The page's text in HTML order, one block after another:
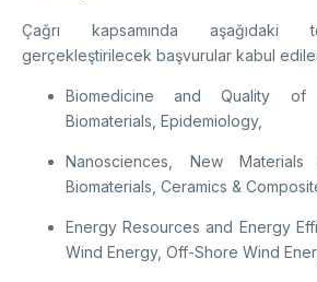
Mentoring Support Program
Scholarship Programs
Postgraduate
Research Scholarship Programs
International Scholarships
Postdoctoral
International Scholarships
Research Scholarship Programs
International Scholarships
R&D
Çağrı kapsamında aşağıdaki
gerçekleştirilecek başvurular kabul
Biomedicine and Quality of
Biomaterials, Epidemiology,
Nanosciences, New Materials
Biomaterials, Ceramics &
Energy Resources and Energy
Wind Energy, Off-Shore Wind